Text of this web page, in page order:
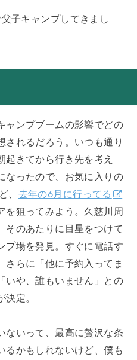
子キャンプしてきまし
ャンプブームの影響でどの
されるだろう。いつも通り
起きてから行き先を考え
なったので、お気に入りの
、 去年の6月に行ってる
を狙ってみよう。久慈川周
そのあたりに目星をつけて
プ場を発見。すぐに電話す
さらに「他に予約入ってま
いや、誰もいません」との
決定。
ないって、最高に贅沢な条
るかもしれないけど、僕も